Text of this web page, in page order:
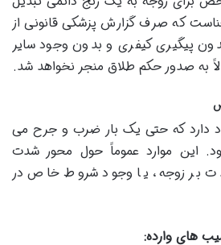
که صرف گزارش پزشکی قانونی از
پیگیری کیفری و بدون وجود سایر
به صدور حکم طلاق منجر نخواهد شد.
دارد که حتی یک بار ضرب و جرح می
این موارد عموماً حول محور شدت
بر زوجه، یا وجود شروط خاص در
های وارده: